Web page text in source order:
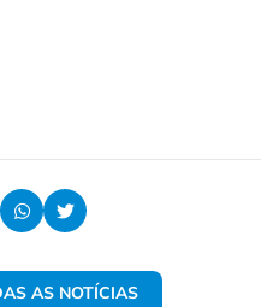
AS NOTÍCIAS